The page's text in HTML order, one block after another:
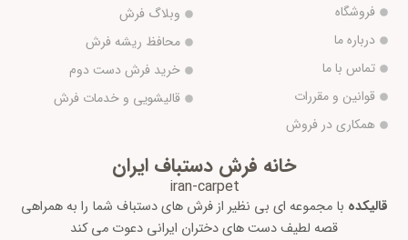
فروشگاه
درباره ما
تماس با ما
قوانین و مقررات
همکاری در فروش
وبلاگ فرش
محافظ ریشه فرش
خرید فرش دست دوم
قالیشویی و خدمات فرش
خانه فرش دستباف ایران
iran-carpet
قالیکده با مجموعه ای بی نظیر از فرش های دستباف شما را به همراهی
قصه لطیف دست های دختران ایرانی دعوت می کند